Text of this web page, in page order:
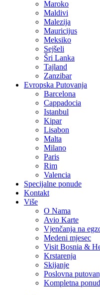
Maroko
Maldivi
Malezija
Mauricijus
Meksiko
Sejšeli
Šri Lanka
Tajland
Zanzibar
Evropska Putovanja
Barcelona
Cappadocia
Istanbul
Kipar
Lisabon
Malta
Milano
Paris
Rim
Valencia
Specijalne ponude
Kontakt
Više
O Nama
Avio Karte
Vjenčanja na
Medeni mjesec
Visit Bosnia &
Krstarenja
Skijanje
Poslovna
Kompletna